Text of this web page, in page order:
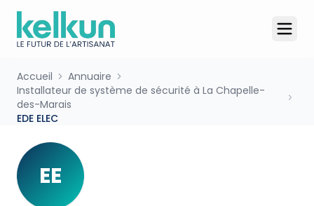
Accueil
Annuaire
Installateur de système de sécurité à La Chapelle-
des-Marais
EDE ELEC
EE